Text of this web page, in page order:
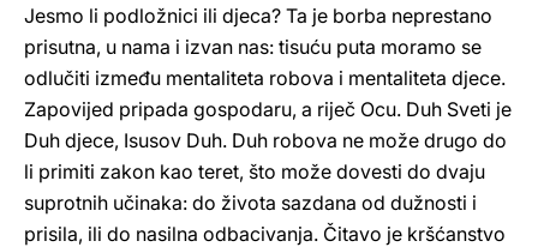
Jesmo li podložnici ili djeca? Ta je borba neprestano
prisutna, u nama i izvan nas: tisuću puta moramo se
odlučiti između mentaliteta robova i mentaliteta djece.
Zapovijed pripada gospodaru, a riječ Ocu. Duh Sveti je
Duh djece, Isusov Duh. Duh robova ne može drugo do
li primiti zakon kao teret, što može dovesti do dvaju
suprotnih učinaka: do života sazdana od dužnosti i
prisila, ili do nasilna odbacivanja. Čitavo je kršćanstvo